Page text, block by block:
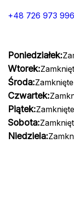
+48 726 973 996
Poniedziałek:
Wtorek:
Środa:Zamknięte
Czwartek:
Piątek:Zamknięte
Sobota:
Niedziela: